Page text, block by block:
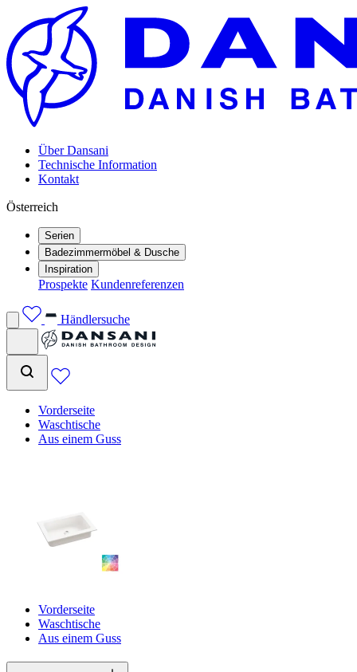
Über Dansani
Technische Information
Kontakt
Österreich
Serien
Badezimmermöbel & Dusche
Inspiration
Prospekte Kundenreferenzen
Händlersuche
Vorderseite
Waschtische
Aus einem Guss
Vorderseite
Waschtische
Aus einem Guss